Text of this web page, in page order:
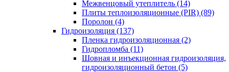
Межвенцовый утеплитель (14)
Плиты теплоизоляционные (PIR) (89)
Поролон (4)
Гидроизоляция (137)
Пленка гидроизоляционная (2)
Гидропломба (11)
Шовная и инъекционная гидроизоляция,
гидроизоляционный бетон (5)